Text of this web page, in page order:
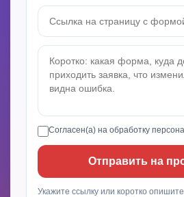
Согласен(а) на обработку
Отправить на
Укажите ссылку или коротко